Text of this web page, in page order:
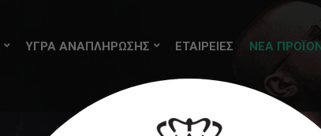
ΥΓΡΑ ΑΝΑΠΛΗΡΩΣΗΣ ΕΤΑΙΡΕΙΕΣ ΝΕΑ